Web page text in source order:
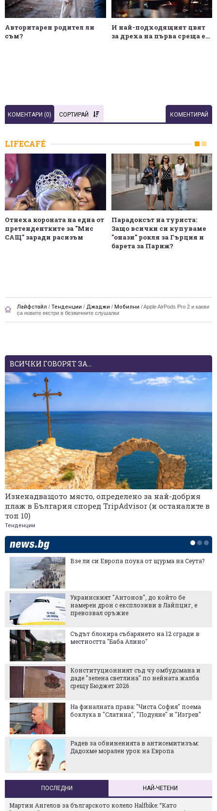
Авторитарен родител ли
съм?
И най-подходящият цвят
за дреха на първа среща е...
КОМЕНТАРИ (0) СОРТИРАЙ КОМЕНТИРАЙ
LIFECAFÉ
Отнеха короната на една от
претендентките за "Мис
САЩ" заради расизъм
Парадоксът на туриста:
Защо всички си купуваме
"онази" рокля за Гърция и
барета за Париж?
Лайфстайл / Тенденции / Джаджи / Мобилни /Apple AirPods Pro 2 и какви
са новите екстри в безжичните слушалки
ВСИЧКИ ГОВОРЯТ ЗА...
Изненадващото място, определено за най-добрия
плаж в България според TripAdvisor (и останалите в
топ 10)
Тенденции
Заради сушата: Слабата реколта в ЕС отваря
Сделка за $100 милиона въоръжава Украйна
с хиляди дронове, които убиват сами
Ще зейне ли истинска дупка в хазната?
Метрото стига до "Левски Г" на 15 август
ПроКредит Банк България, ЕБВР и
Европейският съюз стартират Академия за
Най-големият европейски център за
отбранителни и космически технологии ще
ПОСЛЕДНИ НАЙ-ЧЕТЕНИ
Мартин Ангелов за българското колело Halfbike: “Като